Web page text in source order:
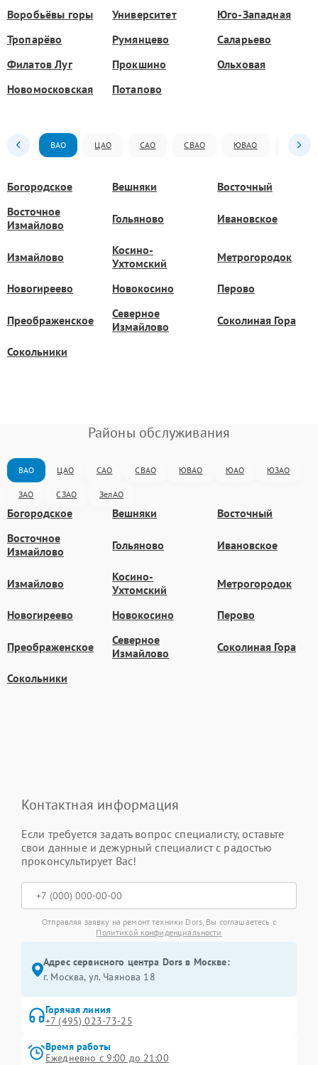
Воробьёвы горы Университет
Юго-Западная
Тропарёво
Румянцево
Саларьево
Филатов Луг
Прокшино
Ольховая
Новомосковская
Потапово
ВАО ЦАО САО СВАО ЮВАО ЮАО
Богородское Вешняки
Восточный
Восточное
Измайлово
Гольяново Ивановское
Измайлово
Косино-
Ухтомский
Метрогородок
Новогиреево Новокосино Перово
Преображенское
Северное
Измайлово
Соколиная Гора
Сокольники
Районы обслуживания
ВАО ЦАО САО СВАО ЮВАО ЮАО ЮЗАО
ЗАО СЗАО ЗелАО
Богородское Вешняки
Восточный
Восточное
Измайлово
Гольяново Ивановское
Измайлово
Косино-
Ухтомский
Метрогородок
Новогиреево Новокосино Перово
Преображенское
Северное
Измайлово
Соколиная Гора
Сокольники
Контактная информация
Если требуется задать вопрос специалисту, оставьте
свои данные и дежурный специалист с радостью
проконсультирует Вас!
Отправляя заявку на ремонт техники Dors, Вы соглашаетесь с
Политикой конфиденциальности
Адрес сервисного центра Dors в Москве:
г. Москва, ул. Чаянова 18
Горячая линия
+7 (495) 023-73-25
Время работы
Ежедневно с 9:00 до 21:00